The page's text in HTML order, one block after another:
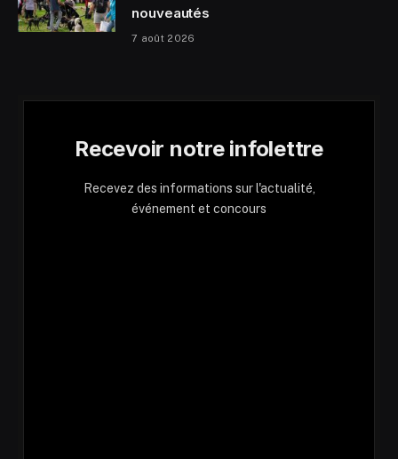
nouveautés
7 août 2026
Recevoir notre infolettre
Recevez des informations sur l'actualité,
événement et concours